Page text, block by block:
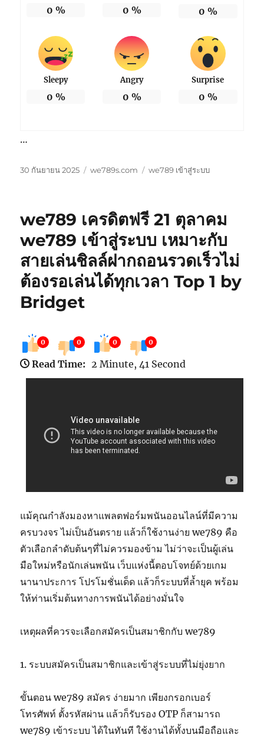
0 % 0 % 0 %
Sleepy
0 %
Angry
0 %
Surprise
0 %
…
เขียน
30 กันยายน 2025
หมวด
we789s.com
ป้าย
we789 เข้าสู่ระบบ
we789 เครดิตฟรี 21 ตุลาคม
we789 เข้าสู่ระบบ เหมาะกับ
สายเล่นชิลล์ฝากถอนรวดเร็วไม่
ต้องรอเล่นได้ทุกเวลา Top 1 by
Bridget
0 0 0 0
Read Time: 2 Minute, 41 Second
แม้คุณกำลังมองหาแพลตฟอร์มพนันออนไลน์ที่มีความ
ครบวงจร ไม่เป็นอันตราย แล้วก็ใช้งานง่าย we789 คือ
ตัวเลือกลำดับต้นๆที่ไม่ควรมองข้าม ไม่ว่าจะเป็นผู้เล่น
มือใหม่หรือนักเล่นพนัน เว็บแห่งนี้ตอบโจทย์ด้วยเกม
นานาประการ โปรโมชั่นเด็ด แล้วก็ระบบที่ล้ำยุค พร้อม
ให้ท่านเริ่มต้นทางการพนันได้อย่างมั่นใจ
เหตุผลที่ควรจะเลือกสมัครเป็นสมาชิกกับ we789
1. ระบบสมัครเป็นสมาชิกและเข้าสู่ระบบที่ไม่ยุ่งยาก
ขั้นตอน we789 สมัคร ง่ายมาก เพียงกรอกเบอร์
โทรศัพท์ ตั้งรหัสผ่าน แล้วก็รับรอง OTP ก็สามารถ
we789 เข้าระบบ ได้ในทันที ใช้งานได้ทั้งบนมือถือและ